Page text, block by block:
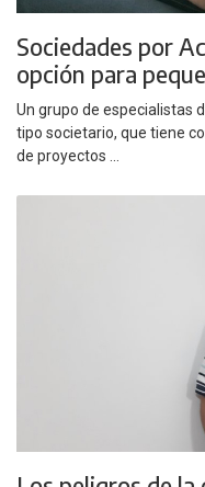
Sociedades por
opción para
Un grupo de especialistas
tipo societario, que tiene
de proyectos ...